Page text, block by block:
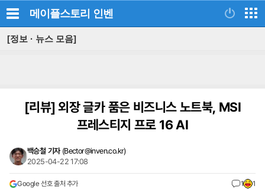
메이플스토리 인벤
[정보 · 뉴스 모음]
[리뷰]외장 글카 품은 비즈니스 노트북, MSI
프레스티지 프로 16 AI
백승철 기자 (Bector@inven.co.kr)
2025-04-22 17:08
Google 선호 출처 추가 1 1